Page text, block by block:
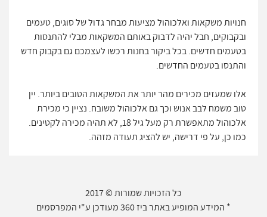
חנויות משקאות ואלכוהול מציעות מבחר גדול של סוגים, טעמים
ובקבוקים, חבל יהיה לדבוק באותם המשקאות מבלי להתנסות
בטעמים חדשים. בכל ביקור בחנות רכשו לעצמכם גם בקבוק חדש
והתנסו בטעמים החדשים.
אלו שמעזים מכירים מהר יותר את המשקאות הטובים ביותר. יין
טוב משמח לבב אנוש וכך גם אלכוהול משובח. נציין כי מכירת
אלכוהול מתאפשרת רק מעל גיל 18, לא תהיה מכירה לקטינים.
כמו כן, על פי דרישה, יש להציג תעודה מזהה.
כל הזכויות שמורות © 2017
* המידע המופיע באתר ביז 360 מעודכן ע"י המפרסמים